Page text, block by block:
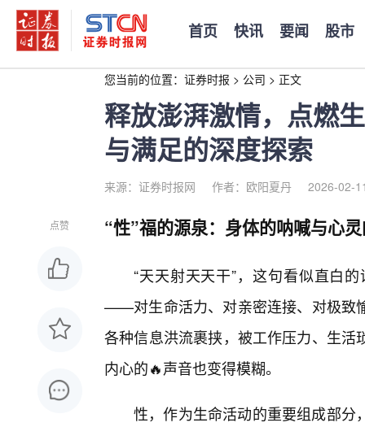
首页 快讯 要闻 股市
您当前的位置： 证券时报 > 公司 > 正文
释放澎湃激情，点燃
与满足的深度探索
来源：证券时报网 作者：欧阳夏丹 2026-02-
点赞 “性”福的源泉：身体的呐喊与心
“天天射天天干”，这句看似直白
——对生命活力、对亲密连接、对极致
各种信息洪流裹挟，被工作压力、生
内心的🔥声音也变得模糊。
性，作为生命活动的重要组成部分